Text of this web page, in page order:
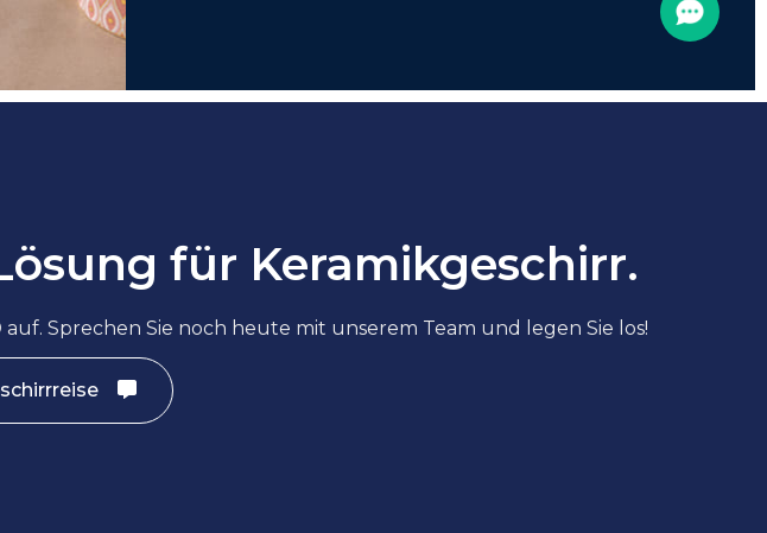
für Keramikgeschirr.
Sprechen Sie noch heute mit unserem Team und legen Sie los!